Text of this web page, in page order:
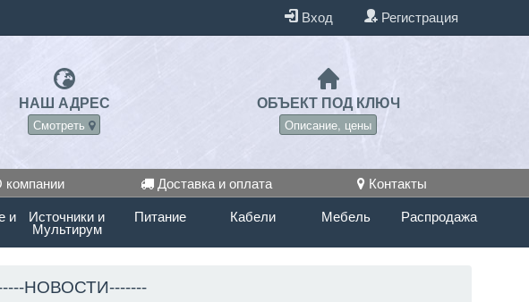
Вход Регистрация
НАШ АДРЕС
Смотреть
ОБЪЕКТ ПОД КЛЮЧ
Описание, цены
Доставка и оплата
Контакты
и Источники и
Мультирум
Питание Кабели Мебель Распродажа
НОВОСТИ-------